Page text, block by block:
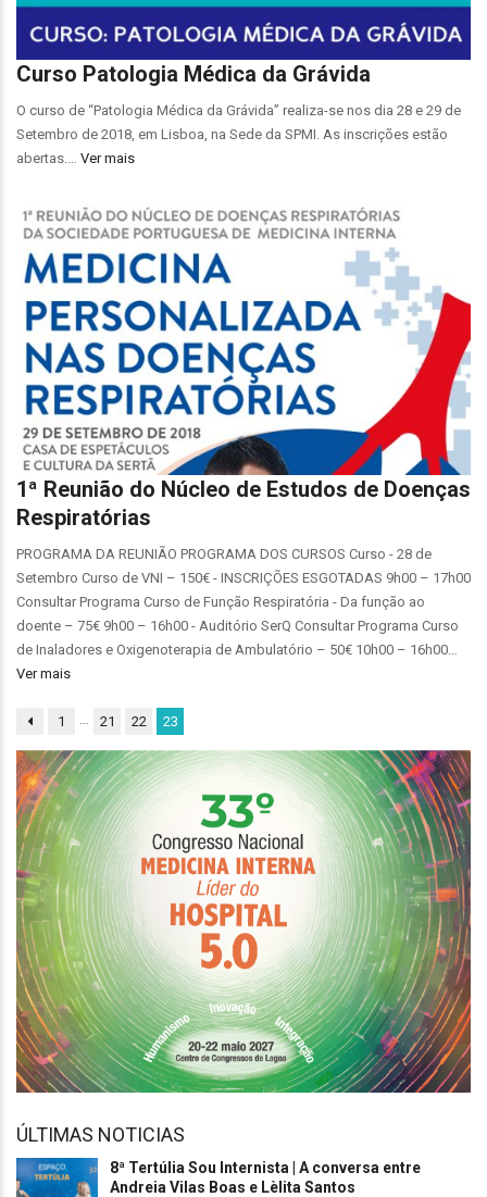
Curso Patologia Médica da Grávida
O curso de “Patologia Médica da Grávida” realiza-se nos dia 28 e 29 de
Setembro de 2018, em Lisboa, na Sede da SPMI. As inscrições estão
abertas.… Ver mais
1ª Reunião do Núcleo de Estudos de Doenças
Respiratórias
PROGRAMA DA REUNIÃO PROGRAMA DOS CURSOS Curso - 28 de
Setembro Curso de VNI – 150€ - INSCRIÇÕES ESGOTADAS 9h00 – 17h00
Consultar Programa Curso de Função Respiratória - Da função ao
doente – 75€ 9h00 – 16h00 - Auditório SerQ Consultar Programa Curso
de Inaladores e Oxigenoterapia de Ambulatório – 50€ 10h00 – 16h00…
Ver mais
1 … 21 22 23
ÚLTIMAS NOTICIAS
8ª Tertúlia Sou Internista | A conversa entre
Andreia Vilas Boas e Lèlita Santos